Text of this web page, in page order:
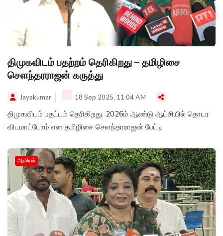
திமுகவிடம் பதற்றம் தெரிகிறது – தமிழிசை
செளந்தரராஜன் கருத்து
Jayakumar 18 Sep 2025, 11:04 AM
திமுகவிடம் பதட்டம் தெரிகிறது. 2026ம் ஆண்டு ஆட்சியில் தொடர
விடமாட்டோம் என தமிழிசை செளந்தரராஜன் பேட்டி
அரசியல்